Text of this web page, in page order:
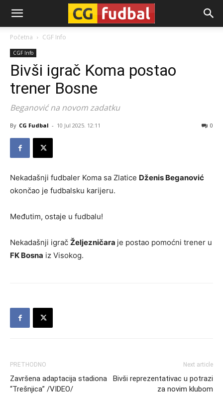
CG-
Fudbal
Početna CGF Info
CGF Info
Bivši igrač Koma postao
trener Bosne
Beganović na novom zadatku
By CG Fudbal - 10 Jul 2025. 12:11 0
Nekadašnji fudbaler Koma sa Zlatice Dženis Beganović
okončao je fudbalsku karijeru.
Međutim, ostaje u fudbalu!
Nekadašnji igrač Željezničara je postao pomoćni trener u
FK Bosna iz Visokog.
PRETHODNO
Završena adaptacija stadiona
“Trešnjica” /VIDEO/
Next article
Bivši reprezentativac u potrazi
za novim klubom